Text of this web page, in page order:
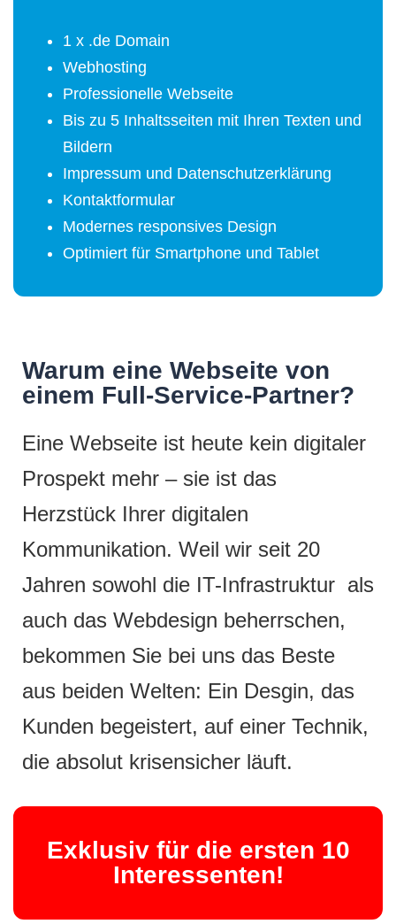
1 x .de Domain
Webhosting
Professionelle Webseite
Bis zu 5 Inhaltsseiten mit Ihren Texten und
Bildern
Impressum und Datenschutzerklärung
Kontaktformular
Modernes responsives Design
Optimiert für Smartphone und Tablet
Warum eine Webseite von
einem Full-Service-Partner?
Eine Webseite ist heute kein digitaler
Prospekt mehr – sie ist das
Herzstück Ihrer digitalen
Kommunikation. Weil wir seit 20
Jahren sowohl die IT-Infrastruktur als
auch das Webdesign beherrschen,
bekommen Sie bei uns das Beste
aus beiden Welten: Ein Desgin, das
Kunden begeistert, auf einer Technik,
die absolut krisensicher läuft.
Exklusiv für die ersten 10
Interessenten!